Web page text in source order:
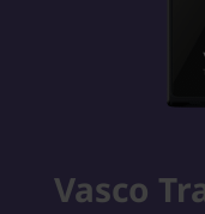
Vasco